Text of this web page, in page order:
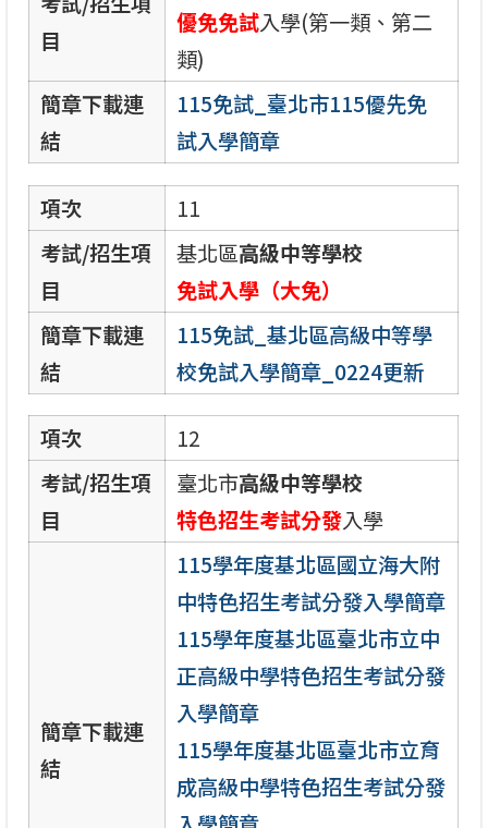
目
優免免試入學(第一類、第二
類)
簡章下載連
結
115免試_臺北市115優先免
試入學簡章
項次
11
考試/招生項
目
基北區高級中等學校
免試入學（大免）
簡章下載連
結
115免試_基北區高級中等學
校免試入學簡章_0224更新
項次
12
考試/招生項
目
臺北市高級中等學校
特色招生考試分發入學
簡章下載連
結
115學年度基北區國立海大附
中特色招生考試分發入學簡章
115學年度基北區臺北市立中
正高級中學特色招生考試分發
入學簡章
115學年度基北區臺北市立育
成高級中學特色招生考試分發